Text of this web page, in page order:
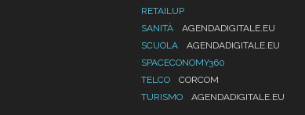
RETAILUP
SANITÀ
AGENDADIGITALE.EU
SCUOLA
AGENDADIGITALE.EU
SPACECONOMY360
TELCO
CORCOM
TURISMO
AGENDADIGITALE.EU